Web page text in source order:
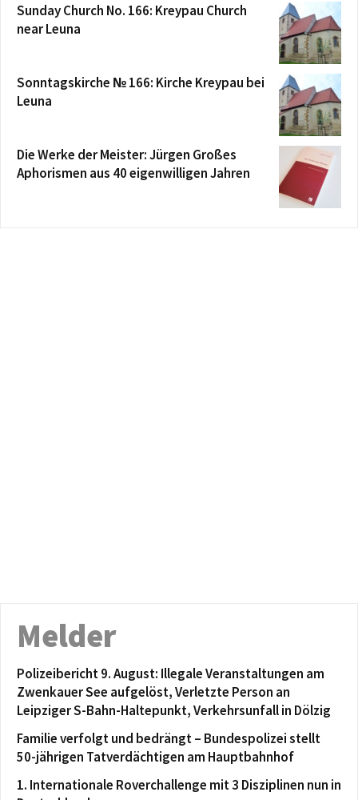
Sunday Church No. 166: Kreypau Church
near Leuna
Sonntagskirche № 166: Kirche Kreypau bei
Leuna
Die Werke der Meister: Jürgen Großes
Aphorismen aus 40 eigenwilligen Jahren
Melder
Polizeibericht 9. August: Illegale Veranstaltungen am
Zwenkauer See aufgelöst, Verletzte Person an
Leipziger S-Bahn-Haltepunkt, Verkehrsunfall in Dölzig
Familie verfolgt und bedrängt – Bundespolizei stellt
50-jährigen Tatverdächtigen am Hauptbahnhof
1. Internationale Roverchallenge mit 3 Disziplinen nun in